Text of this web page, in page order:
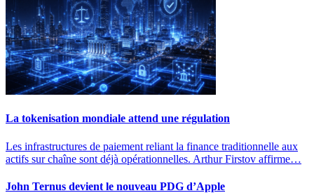
La tokenisation mondiale attend une régulation
Les infrastructures de paiement reliant la finance traditionnelle aux
actifs sur chaîne sont déjà opérationnelles. Arthur Firstov affirme…
John Ternus devient le nouveau PDG d’Apple